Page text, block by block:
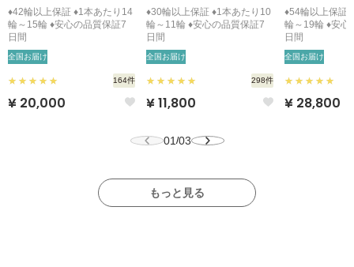
♦42輪以上保証 ♦1本あたり14
輪～15輪 ♦安心の品質保証7
日間
全国お届け
164件
¥ 20,000
♦30輪以上保証 ♦1本あたり10
輪～11輪 ♦安心の品質保証7
日間
全国お届け
298件
¥ 11,800
♦54輪以上保証
輪～19輪 ♦安心
日間
全国お届け
¥ 28,800
01/03
もっと見る